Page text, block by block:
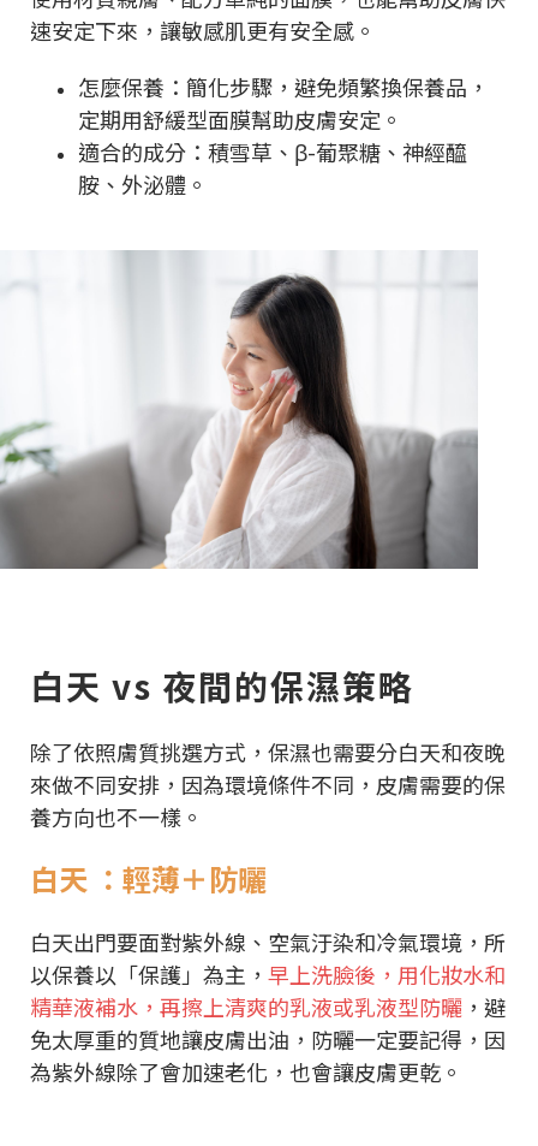
速安定下來，讓敏感肌更有安全感。
怎麼保養：簡化步驟，避免頻繁換保養品，
定期用舒緩型面膜幫助皮膚安定。
適合的成分：積雪草、β-葡聚糖、神經醯
胺、外泌體。
白天 vs 夜間的保濕策略
除了依照膚質挑選方式，保濕也需要分白天和夜晚
來做不同安排，因為環境條件不同，皮膚需要的保
養方向也不一樣。
白天 ：輕薄＋防曬
白天出門要面對紫外線、空氣汙染和冷氣環境，所
以保養以「保護」為主， 早上洗臉後，用化妝水和
精華液補水，再擦上清爽的乳液或乳液型防曬 ，避
免太厚重的質地讓皮膚出油，防曬一定要記得，因
為紫外線除了會加速老化，也會讓皮膚更乾。